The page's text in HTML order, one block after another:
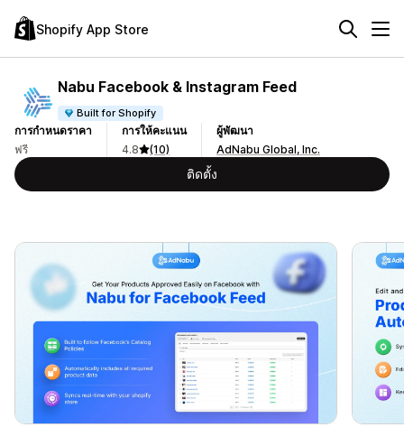
Shopify App Store
Nabu Facebook & Instagram Feed
Built for Shopify
การกำหนดราคา
ฟรี
การให้คะแนน
4.8
(10)
ผู้พัฒนา
AdNabu Global, Inc.
ติดตั้ง